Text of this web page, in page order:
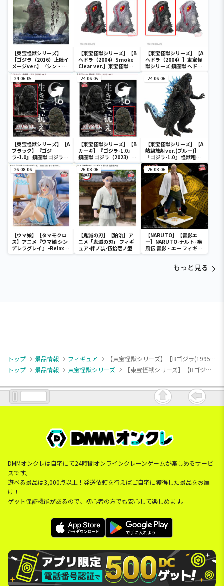
【東宝怪獣シリーズ】
【ゴジラ（2016）上陸イ
メージver.】『シン・ゴ
ジラ』 アートヴィネット
ゴジラ（2016）第4形態
上陸イメージver.
【東宝怪獣シリーズ】【B
ヘドラ（2004）Smoke
Clear ver.】東宝怪獣シ
リーズ 鎮座獣 ヘドラ
（2004）
【東宝怪獣シリーズ】【A
ヘドラ（2004）】東宝怪
獣シリーズ 鎮座獣 ヘドラ
24.06.05
【東宝怪獣シリーズ】【A
ブラック】『ゴジ
ラ-1.0』 鎮座獣 ゴジラ
（2023）ver.2
24.06.05
【東宝怪獣シリーズ】【B
カーキ】『ゴジラ-1.0』
鎮座獣 ゴジラ（2023）
ver.2
24.06.06
【東宝怪獣シリーズ】【A
熱線放射ver.(ブルー)】
『ゴジラ-1.0』 怪獣咆哮
撃 ゴジラ（2023） ver.2
26.08.06
【ウマ娘】【タマモクロ
ス】アニメ『ウマ娘 シン
デレラグレイ』 -Relax
time-タマモクロス
26.08.06
【鬼滅の刃】【狛治】ア
ニメ「鬼滅の刃」 フィギ
ュア-絆ノ装-伍拾壱ノ型
26.08.06
【NARUTO】【雷影エ
ー】NARUTO-ナルト- 疾
風伝 雷影・エー フィギュ
ア～五影集結…!!～
もっと見る
トップ 景品情報 フィギュア
【東宝怪獣シリーズ】【Bゴジラ(1995/バーニングレッドカラーver.)】東宝怪獣シリーズ 鎮座獣EX ゴジラ（1995）
トップ
景品情報 東宝怪獣シリーズ 【東宝怪獣シリーズ】【Bゴジラ(1995/バーニングレッドカラーver.)】東宝怪獣シリーズ 鎮座獣EX ゴジラ（1995）
DMMオンクレは自宅にて24時間オンラインクレーンゲームが楽しめるサービ
スです。
遊べる景品は3,000点以上！発送依頼を行えばご自宅に獲得した景品をお届
け！
ゲット保証機能があるので、初心者の方でも安心して楽しめます。